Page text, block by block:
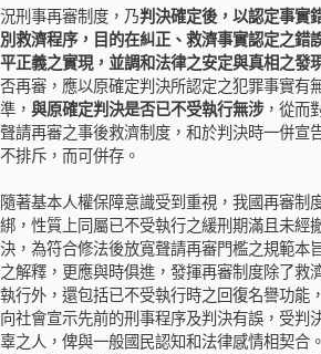
況刑事再審制度，乃判決確定後，以認定事實
別救濟程序，目的在糾正、救濟事實認定之錯
平正義之實現，並調和法律之安定與真相之發
否再審，應以原確定判決所認定之犯罪事實有
準， 與原確定判決是否已不受執行無涉，從而
聲請再審之事後救濟制度，和於判決時一併宣
不排斥，而可併存。
隨著基本人權保障意識受到重視，我國再審制
綁，性質上同屬已不受執行之緩刑期滿且未經
決，為符合修法後放寬聲請再審門檻之規範本
之解釋，更應與時俱進，發揮再審制度除了救
執行外，還包括已不受執行時之回復名譽功能
向社會宣示先前的刑事程序及判決有誤，受判
辜之人，俾與一般國民認知和法律感情相契合